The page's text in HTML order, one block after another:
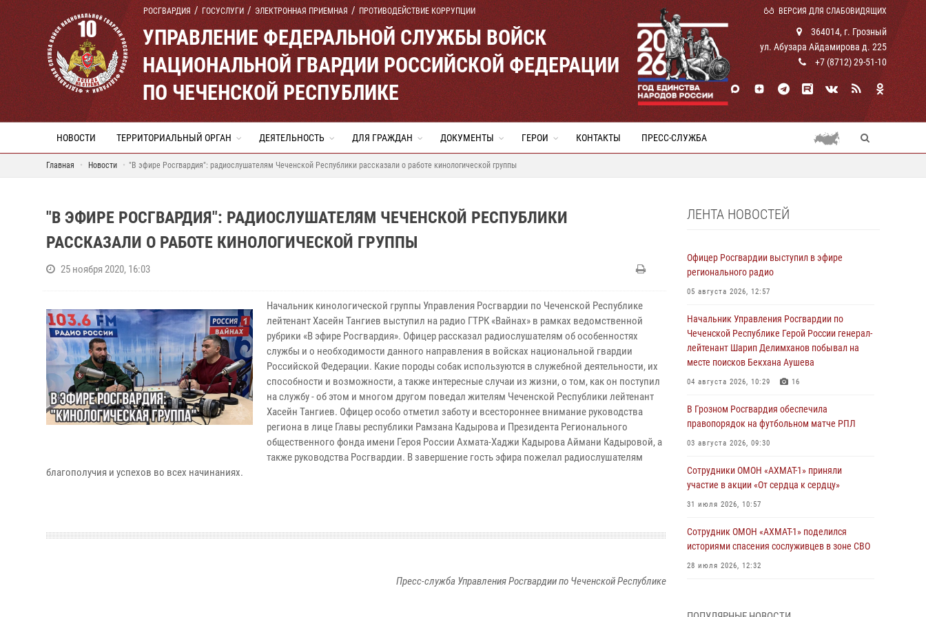
РОСГВАРДИЯ ГОСУСЛУГИ ЭЛЕКТРОННАЯ ПРИЕМНАЯ ПРОТИВОДЕЙСТВИЕ КОРРУПЦИИ ВЕРСИЯ ДЛЯ СЛАБОВИДЯЩИХ
УПРАВЛЕНИЕ ФЕДЕРАЛЬНОЙ СЛУЖБЫ ВОЙСК
НАЦИОНАЛЬНОЙ ГВАРДИИ РОССИЙСКОЙ ФЕДЕРАЦИИ
ПО ЧЕЧЕНСКОЙ РЕСПУБЛИКЕ
364014, г. Грозный
ул. Абузара Айдамирова д. 225
+7 (8712) 29-51-10
НОВОСТИ ТЕРРИТОРИАЛЬНЫЙ ОРГАН ДЕЯТЕЛЬНОСТЬ ДЛЯ ГРАЖДАН ДОКУМЕНТЫ ГЕРОИ КОНТАКТЫ ПРЕСС-СЛУЖБА
Главная Новости "В эфире Росгвардия": радиослушателям Чеченской Республики рассказали о работе кинологической группы
"В ЭФИРЕ РОСГВАРДИЯ": РАДИОСЛУШАТЕЛЯМ ЧЕЧЕНСКОЙ РЕСПУБЛИКИ
РАССКАЗАЛИ О РАБОТЕ КИНОЛОГИЧЕСКОЙ ГРУППЫ
25 ноября 2020, 16:03
Начальник кинологической группы Управления Росгвардии по Чеченской Республике
лейтенант Хасейн Тангиев выступил на радио ГТРК «Вайнах» в рамках ведомственной
рубрики «В эфире Росгвардия». Офицер рассказал радиослушателям об особенностях
службы и о необходимости данного направления в войсках национальной гвардии
Российской Федерации. Какие породы собак используются в служебной деятельности, их
способности и возможности, а также интересные случаи из жизни, о том, как он поступил
на службу - об этом и многом другом поведал жителям Чеченской Республики лейтенант
Хасейн Тангиев. Офицер особо отметил заботу и всестороннее внимание руководства
региона в лице Главы республики Рамзана Кадырова и Президента Регионального
общественного фонда имени Героя России Ахмата-Хаджи Кадырова Аймани Кадыровой, а
также руководства Росгвардии. В завершение гость эфира пожелал радиослушателям
благополучия и успехов во всех начинаниях.
Пресс-служба Управления Росгвардии по Чеченской Республике
ЛЕНТА НОВОСТЕЙ
Офицер Росгвардии выступил в эфире
регионального радио
05 августа 2026, 12:57
Начальник Управления Росгвардии по
Чеченской Республике Герой России генерал-
лейтенант Шарип Делимханов побывал на
месте поисков Бекхана Аушева
04 августа 2026, 10:29 16
В Грозном Росгвардия обеспечила
правопорядок на футбольном матче РПЛ
03 августа 2026, 09:30
Сотрудники ОМОН «АХМАТ-1» приняли
участие в акции «От сердца к сердцу»
31 июля 2026, 10:57
Сотрудник ОМОН «АХМАТ-1» поделился
историями спасения сослуживцев в зоне СВО
28 июля 2026, 12:32